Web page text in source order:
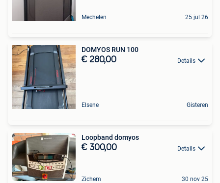
Mechelen 25 jul 26
DOMYOS RUN 100
€ 280,00 Details
Elsene Gisteren
Loopband domyos
€ 300,00 Details
Zichem 30 nov 25